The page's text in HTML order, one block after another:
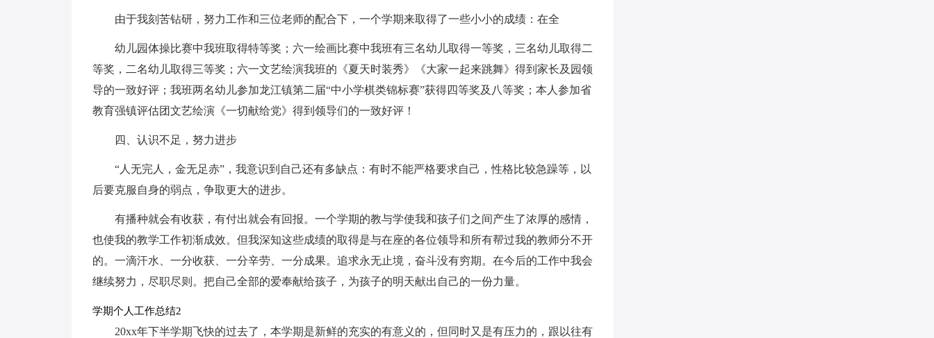
由于我刻苦钻研，努力工作和三位老师的配合下，一个学期来取得了一些小小的成绩：在全
幼儿园体操比赛中我班取得特等奖；六一绘画比赛中我班有三名幼儿取得一等奖，三名幼儿取得二
等奖，二名幼儿取得三等奖；六一文艺绘演我班的《夏天时装秀》《大家一起来跳舞》得到家长及园领
导的一致好评；我班两名幼儿参加龙江镇第二届“中小学棋类锦标赛”获得四等奖及八等奖；本人参加省
教育强镇评估团文艺绘演《一切献给党》得到领导们的一致好评！
四、认识不足，努力进步
“人无完人，金无足赤”，我意识到自己还有多缺点：有时不能严格要求自己，性格比较急躁等，以
后要克服自身的弱点，争取更大的进步。
有播种就会有收获，有付出就会有回报。一个学期的教与学使我和孩子们之间产生了浓厚的感情，
也使我的教学工作初渐成效。但我深知这些成绩的取得是与在座的各位领导和所有帮过我的教师分不开
的。一滴汗水、一分收获、一分辛劳、一分成果。追求永无止境，奋斗没有穷期。在今后的工作中我会
继续努力，尽职尽则。把自己全部的爱奉献给孩子，为孩子的明天献出自己的一份力量。
学期个人工作总结2
20xx年下半学期飞快的过去了，本学期是新鲜的充实的有意义的，但同时又是有压力的，跟以往有